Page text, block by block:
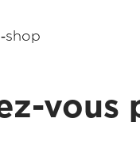
vous